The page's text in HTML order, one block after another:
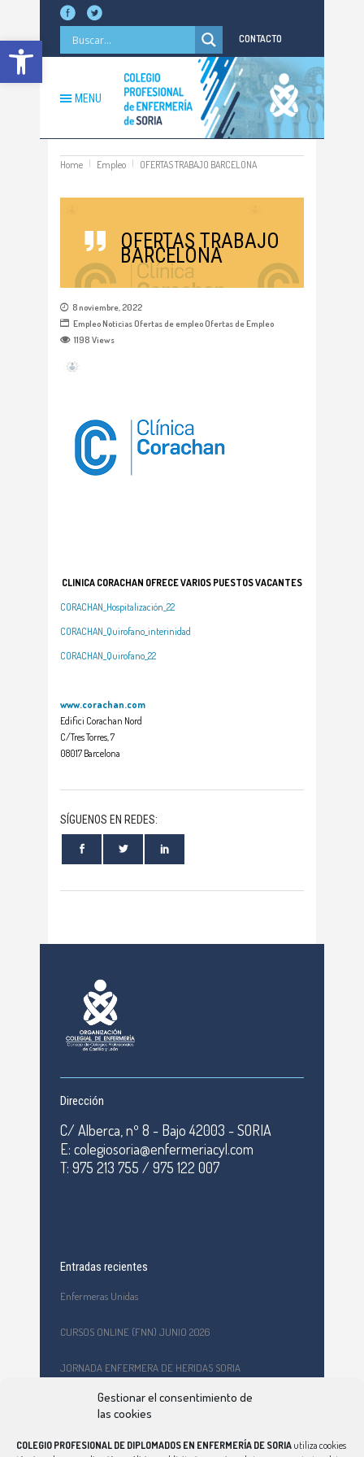
Abrir barra de herramientas
Gestionar el consentimiento de
las cookies
COLEGIO PROFESIONAL DE DIPLOMADOS EN ENFERMERÍA DE SORIA utiliza cookies
CONTACTO
MENU
Home Empleo OFERTAS TRABAJO BARCELONA
OFERTAS TRABAJO
BARCELONA
8 noviembre, 2022
EmpleoNoticiasOfertas de empleoOfertas de Empleo
1198 Views
CLINICA CORACHAN OFRECE VARIOS PUESTOS VACANTES
CORACHAN_Hospitalización_22
CORACHAN_Quirofano_interinidad
CORACHAN_Quirofano_22
www.corachan.com
Edifici Corachan Nord
C/Tres Torres, 7
08017 Barcelona
SÍGUENOS EN REDES:
Dirección
C/ Alberca, nº 8 - Bajo 42003 - SORIA
E: colegiosoria@enfermeriacyl.com
T: 975 213 755 / 975 122 007
Entradas recientes
Enfermeras Unidas
CURSOS ONLINE (FNN) JUNIO 2026
JORNADA ENFERMERA DE HERIDAS SORIA
Formación en primeros auxilios y prevención de riesgos
laborales en el CEPA Celtiberia